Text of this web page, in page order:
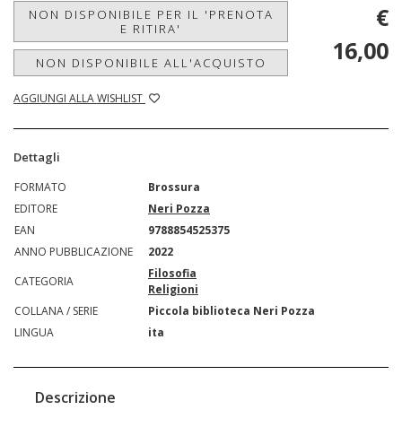
NON DISPONIBILE PER IL 'PRENOTA
E RITIRA'
NON DISPONIBILE ALL'ACQUISTO
AGGIUNGI ALLA WISHLIST
€
16,00
Dettagli
FORMATO
Brossura
EDITORE
Neri Pozza
EAN
9788854525375
ANNO PUBBLICAZIONE
2022
CATEGORIA
Filosofia
Religioni
COLLANA / SERIE
Piccola biblioteca Neri Pozza
LINGUA
ita
Descrizione